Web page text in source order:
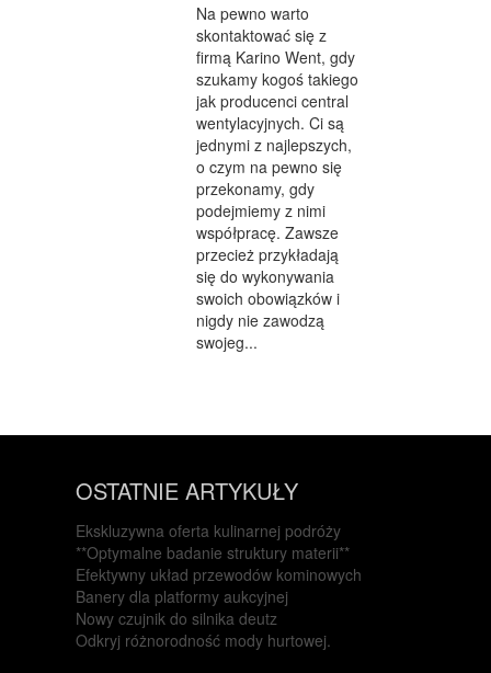
Na pewno warto
skontaktować się z
firmą Karino Went, gdy
szukamy kogoś takiego
jak producenci central
wentylacyjnych. Ci są
jednymi z najlepszych,
o czym na pewno się
przekonamy, gdy
podejmiemy z nimi
współpracę. Zawsze
przecież przykładają
się do wykonywania
swoich obowiązków i
nigdy nie zawodzą
swojeg...
OSTATNIE ARTYKUŁY
Ekskluzywna oferta kulinarnej podróży
**Optymalne badanie struktury materii**
Efektywny układ przewodów kominowych
Banery dla platformy aukcyjnej
Nowy czujnik do silnika deutz
Odkryj różnorodność mody hurtowej.